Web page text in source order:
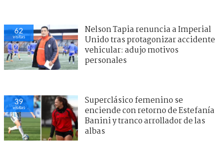
62
visitas
Nelson Tapia renuncia a Imperial
Unido tras protagonizar accidente
vehicular: adujo motivos
personales
39
visitas
Superclásico femenino se
enciende con retorno de Estefanía
Banini y tranco arrollador de las
albas